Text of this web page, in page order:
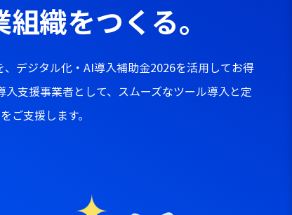
織をつくる。
デジタル化・AI導入補助金2026を活用してお得
支援事業者として、スムーズなツール導入と定
ご支援します。